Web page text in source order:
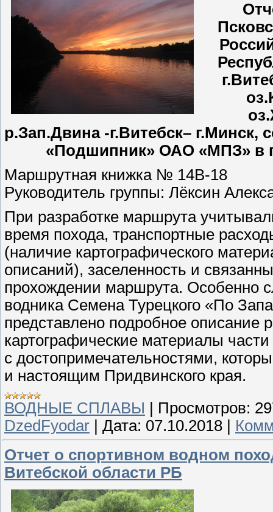
р.Зап.Двина -г.Витебск– г.Минск,
«Подшипник» ОАО «МПЗ» в
Маршрутная книжка № 14В-18
Руководитель группы: Лёксин
При разработке маршрута
время похода, транспортные
(наличие картографического
описаний), заселенность и
прохождении маршрута. Особенно
водника Семена Турецкого «По
представлено подробное описание
картографические материалы
с достопримечательностями,
и настоящим Придвинского края.
ВОДНЫЕ СПЛАВЫ
Просмотров:
DzedFyodar
Дата: 07.10.2018
Отчет о спортивном водном
Витебской области РБ